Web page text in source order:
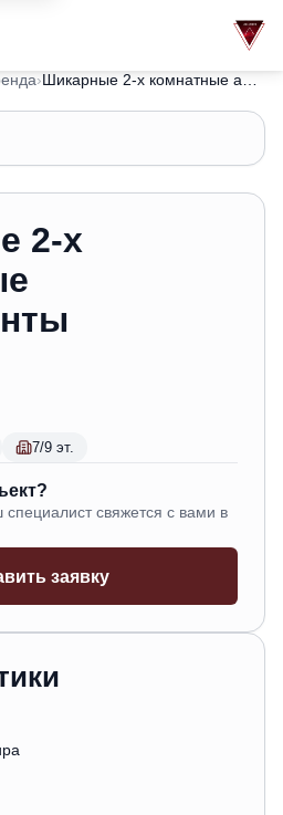
›
1/10
2-х
7/9 эт.
свяжется с вами в
заявку